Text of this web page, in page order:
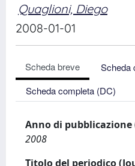
Quaglioni, Diego
2008-01-01
Scheda breve
Scheda
Scheda completa (DC)
Anno di
2008
Titolo del periodico